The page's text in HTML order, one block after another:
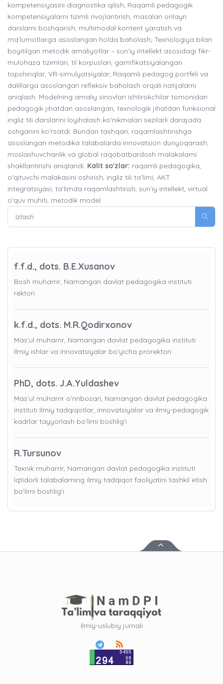
kompetensiyasini diagnostika qilish; Raqamli pedagogik
kompetensiyalarni tizimli rivojlantirish, masalan onlayn
darslarni boshqarish, multimodal kontent yaratish va
ma’lumotlarga asoslangan holda baholash; Texnologiya bilan
boyitilgan metodik amaliyotlar – sun’iy intellekt asosidagi fikr-
mulohaza tizimlari, til korpuslari, gamifikatsiyalangan
topshiriqlar, VR-simulyatsiyalar; Raqamli pedagog portfeli va
dalillarga asoslangan refleksiv baholash orqali natijalarni
aniqlash. Modelning amaliy sinovlari ishtirokchilar tomonidan
pedagogik jihatdan asoslangan, texnologik jihatdan funksional
ingliz tili darslarini loyihalash ko‘nikmalari sezilarli darajada
oshganini ko‘rsatdi. Bundan tashqari, raqamlashtirishga
asoslangan metodika talabalarda innovatsion dunyoqarash,
moslashuvchanlik va global raqobatbardosh malakalarni
shakllantirishi aniqlandi. Kalit so'zlar: raqamli pedagogika,
o‘qituvchi malakasini oshirish, ingliz tili ta’limi, AKT
integratsiyasi, ta’limda raqamlashtirish, sun’iy intellekt, virtual
o‘quv muhiti, metodik model.
f.f.d., dots. B.E.Xusanov
Bosh muharrir, Namangan davlat pedagogika instituti
rektori
k.f.d., dots. M.R.Qodirxonov
Mas’ul muharrir, Namangan davlat pedagogika instituti
Ilmiy ishlar va innovatsiyalar bo’yicha prorektori
PhD, dots. J.A.Yuldashev
Mas’ul muharrir o’rinbosari, Namangan davlat pedagogika
instituti Ilmiy tadqiqotlar, innovatsiyalar va ilmiy-pedagogik
kadrlar tayyorlash bo'limi boshlig’i
R.Tursunov
Texnik muharrir, Namangan davlat pedagogika instituti
Iqtidorli talabalarning ilmiy tadqiqot faoliyatini tashkil etish
bo'limi boshlig’i
Ilmiy-uslubiy jurnali